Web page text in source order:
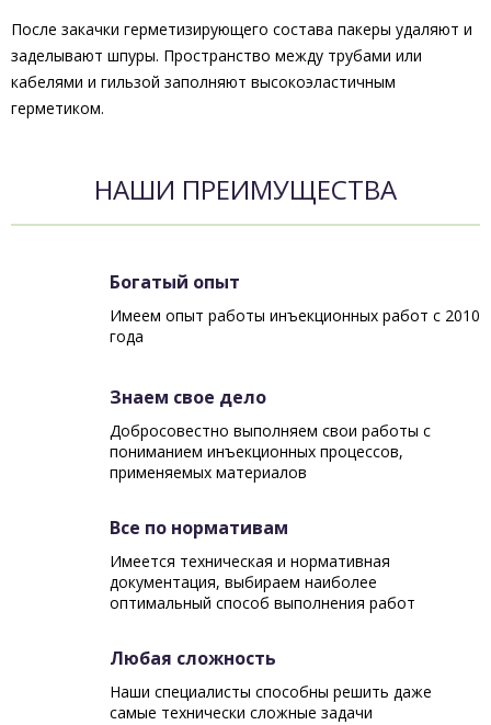
После закачки герметизирующего состава пакеры удаляют и
заделывают шпуры. Пространство между трубами или
кабелями и гильзой заполняют высокоэластичным
герметиком.
НАШИ ПРЕИМУЩЕСТВА
Богатый опыт
Имеем опыт работы инъекционных работ с 2010
года
Знаем свое дело
Добросовестно выполняем свои работы с
пониманием инъекционных процессов,
применяемых материалов
Все по нормативам
Имеется техническая и нормативная
документация, выбираем наиболее
оптимальный способ выполнения работ
Любая сложность
Наши специалисты способны решить даже
самые технически сложные задачи